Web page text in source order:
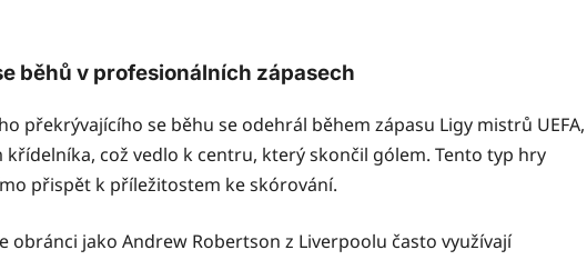
běhů v profesionálních zápasech
překrývajícího se běhu se odehrál během zápasu Ligy mistrů UEFA,
což vedlo k centru, který skončil gólem. Tento typ hry
přispět k příležitostem ke skórování.
obránci jako Andrew Robertson z Liverpoolu často využívají